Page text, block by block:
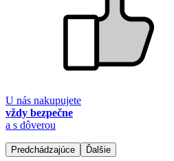
U nás nakupujete
vždy bezpečne
a s dôverou
Predchádzajúce Ďalšie